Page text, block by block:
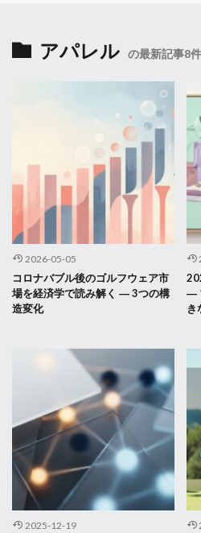
アパレル の最新記事8件
2026-05-05
コロナバブル後のゴルフウェア市
場を経済学で読み解く ― 3つの構
造変化
―
き
2025-12-19